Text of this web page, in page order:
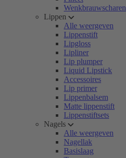
Wenkbrauwscharen
Lippen
Alle weergeven
Lippenstift
Lipgloss
Lipliner
Lip plumper
Liquid Lipstick
Accessoires
Lip primer
Lippenbalsem
Matte lippenstift
Lippenstiftsets
Nagels
Alle weergeven
Nagellak
Basislaag